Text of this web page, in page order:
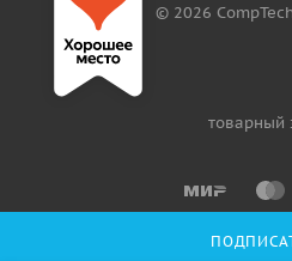
© 2026
товарный